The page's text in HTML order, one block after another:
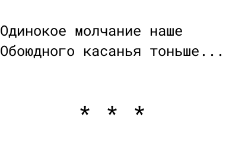
Одинокое молчание наше
Обоюдного касанья тоньше...
* * *